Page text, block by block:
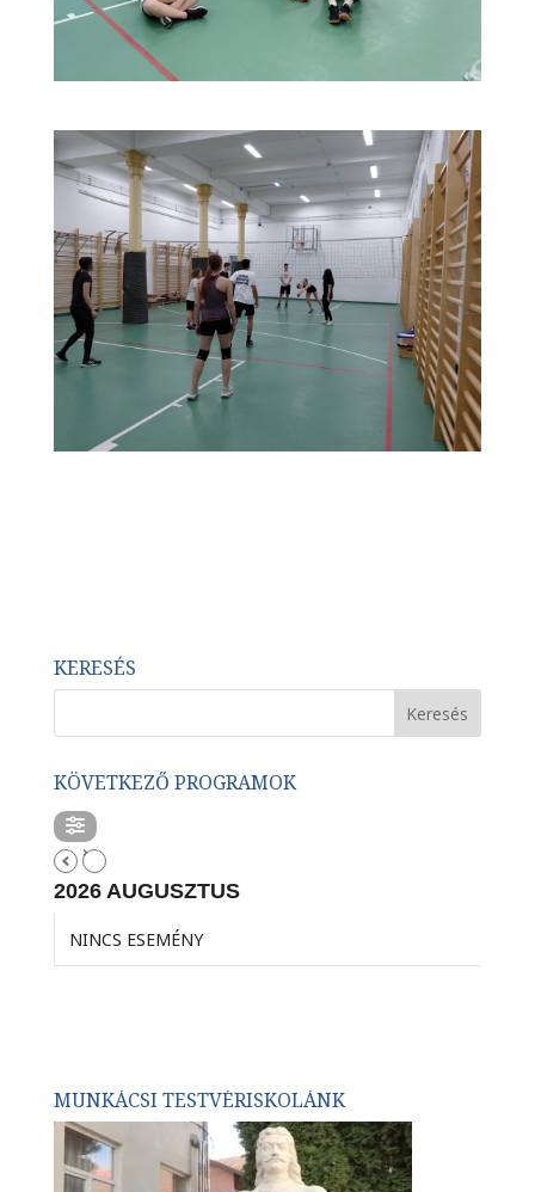
KERESÉS
KÖVETKEZŐ PROGRAMOK
2026 AUGUSZTUS
NINCS ESEMÉNY
MUNKÁCSI TESTVÉRISKOLÁNK